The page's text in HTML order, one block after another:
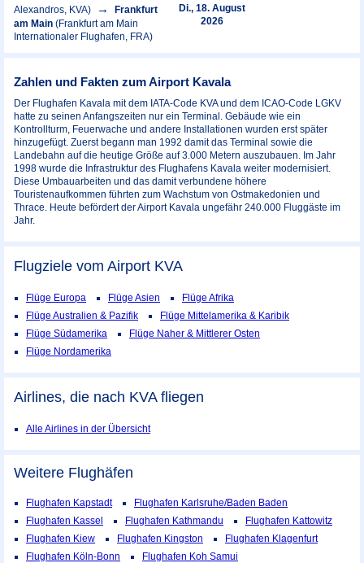
Alexandros, KVA)
Frankfurt
am Main (Frankfurt am Main
Internationaler Flughafen, FRA)
Di., 18. August
2026
Zahlen und Fakten zum Airport Kavala
Der Flughafen Kavala mit dem IATA-Code KVA und dem ICAO-Code LGKV
hatte zu seinen Anfangszeiten nur ein Terminal. Gebäude wie ein
Kontrollturm, Feuerwache und andere Installationen wurden erst später
hinzugefügt. Zuerst begann man 1992 damit das Terminal sowie die
Landebahn auf die heutige Größe auf 3.000 Metern auszubauen. Im Jahr
1998 wurde die Infrastruktur des Flughafens Kavala weiter modernisiert.
Diese Umbauarbeiten und das damit verbundene höhere
Touristenaufkommen führten zum Wachstum von Ostmakedonien und
Thrace. Heute befördert der Airport Kavala ungefähr 240.000 Fluggäste im
Jahr.
Flugziele vom Airport KVA
Flüge Europa Flüge Asien
Flüge Afrika
Flüge Australien & Pazifik
Flüge Mittelamerika & Karibik
Flüge Südamerika
Flüge Naher & Mittlerer Osten
Flüge Nordamerika
Airlines, die nach KVA fliegen
Alle Airlines in der Übersicht
Weitere Flughäfen
Flughafen Kapstadt
Flughafen Karlsruhe/Baden Baden
Flughafen Kassel
Flughafen Kathmandu
Flughafen Kattowitz
Flughafen Kiew
Flughafen Kingston
Flughafen Klagenfurt
Flughafen Köln-Bonn
Flughafen Koh Samui